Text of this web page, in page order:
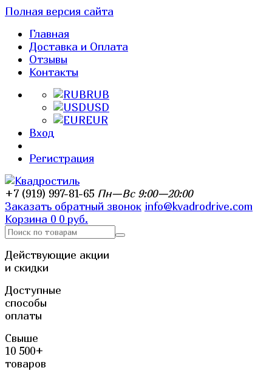
Полная версия сайта
Главная
Доставка и Оплата
Отзывы
Контакты
RUB
USD
EUR
Вход
Регистрация
+7 (919) 997-81-65 Пн—Вс 9:00—20:00
Заказать обратный звонок info@kvadrodrive.com
Корзина 0 0 руб.
Действующие акции
и скидки
Доступные
способы
оплаты
Свыше
10 500+
товаров